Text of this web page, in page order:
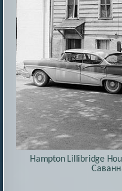
Hampton Lillibridge